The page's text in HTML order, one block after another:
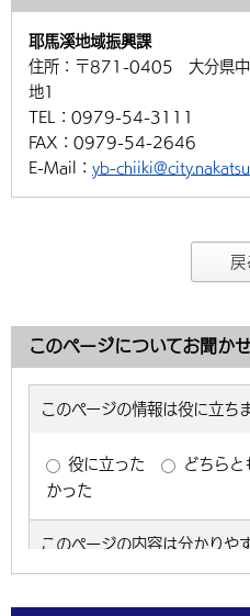
耶馬溪地域振興課
住所： 〒871-0405 大分県中
地1
TEL： 0979-54-3111
FAX： 0979-54-2646
E-Mail： yb-
戻
このページについてお聞か